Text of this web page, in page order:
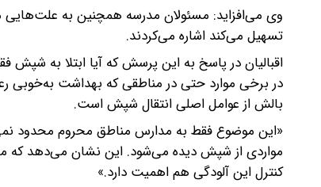
وی می‌افزاید: مسئولان مدرسه همچنین به علت‌هایی
تسهیل می‌کند اشاره می‌کردند.
اقبالیان در پاسخ به این پرسش که آیا ابتلا به
در برخی موارد حتی در مناطقی که بهداشت به‌خوبی
بالش از عوامل اصلی انتقال شپش است.
«این موضوع فقط به مدارس مناطق محروم محدود
مواردی از شپش دیده می‌شود. این نشان می‌دهد که
کنترل این آلودگی هم اهمیت دارد.»